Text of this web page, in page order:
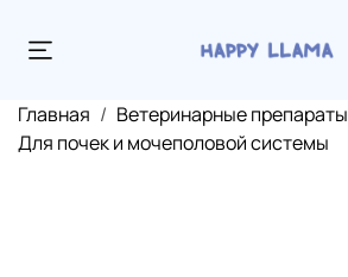
Главная
Ветеринарные препараты
Для почек и мочеполовой системы